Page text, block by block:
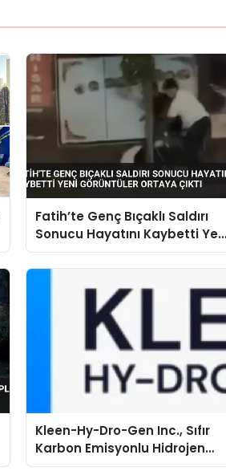
Fatih’te Genç Bıçaklı Saldırı
Sonucu Hayatını Kaybetti
Görüntüler Ortaya Çıktı
Kleen-Hy-Dro-Gen Inc., Sıfır
Karbon Emisyonlu Hidrojen
Isıtma Teknolojisinde ISO ve